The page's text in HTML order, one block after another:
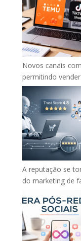
Novos canais
permitindo
A reputação se
do marketing de